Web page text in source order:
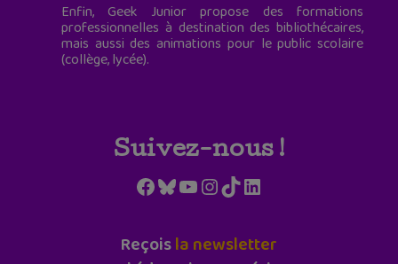
Enfin, Geek Junior propose des formations
professionnelles à destination des bibliothécaires,
mais aussi des animations pour le public scolaire
(collège, lycée).
Suivez-nous !
Facebook
Bluesky
YouTube
Instagram
TikTokLinkedIn
Reçoisla newsletter